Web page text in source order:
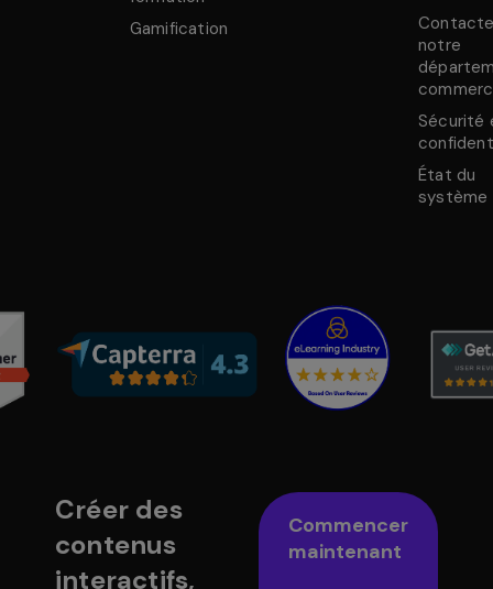
Gamification
notre
Sécurité
État du
système
Créer des
contenus
interactifs,
Commencer
maintenant